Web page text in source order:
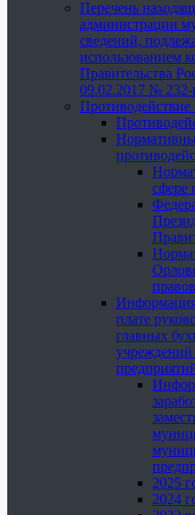
Перечень
администрации
сведений,
использованием
Правительства
09.02.2017 № 232-
Противодействие
сфере
Информация
плате
главных
2025
2024